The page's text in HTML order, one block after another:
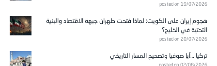
posted on 19/07/2026
هجوم إيران على الكويت: لماذا فتحت طهران جبهة الاقتصاد والبنية
التحتية في الخليج؟
posted on 20/07/2026
تركيا …آيا صوفيا وتصحيح المسار التاريخي
posted on 02/08/2026